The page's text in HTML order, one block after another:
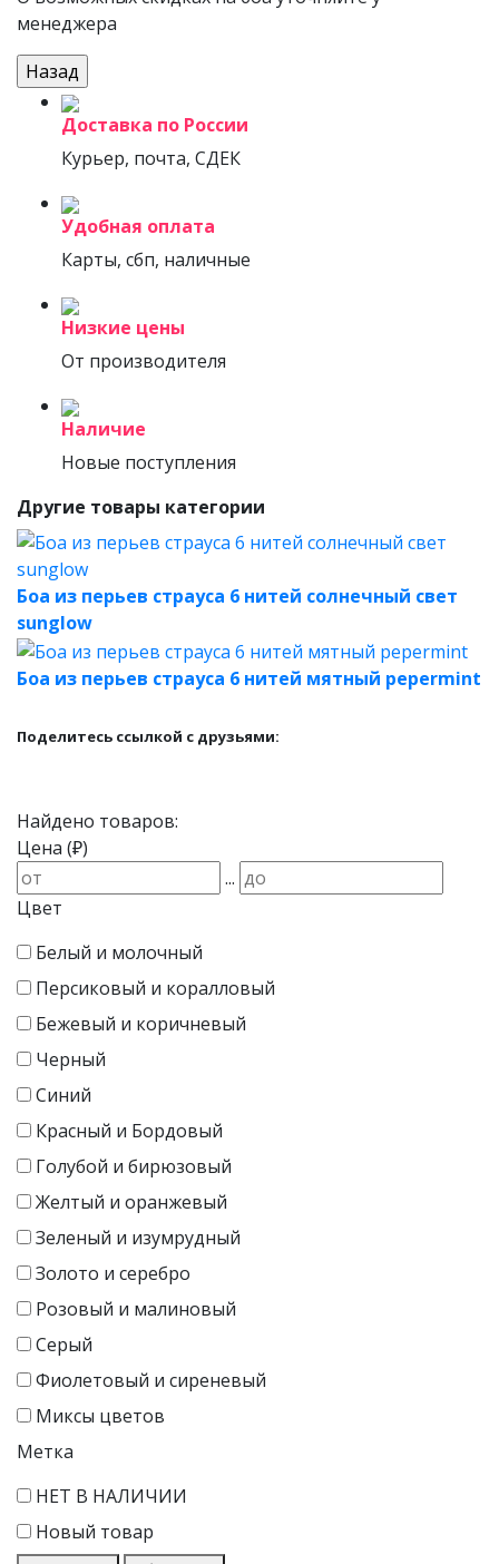
менеджера
Доставка по России
Курьер, почта, СДЕК
Удобная оплата
Карты, сбп, наличные
Низкие цены
От производителя
Наличие
Новые поступления
Другие товары категории
Боа из перьев страуса 6 нитей солнечный свет
sunglow
Боа из перьев страуса 6 нитей мятный pepermint
Поделитесь ссылкой с друзьями:
Найдено товаров:
Цена (₽)
...
Цвет
Белый и молочный
Персиковый и коралловый
Бежевый и коричневый
Черный
Синий
Красный и Бордовый
Голубой и бирюзовый
Желтый и оранжевый
Зеленый и изумрудный
Золото и серебро
Розовый и малиновый
Серый
Фиолетовый и сиреневый
Миксы цветов
Метка
НЕТ В НАЛИЧИИ
Новый товар